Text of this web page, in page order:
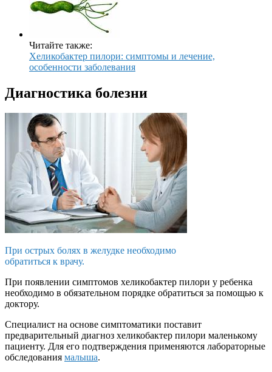
Читайте также:
Хеликобактер пилори: симптомы и лечение,
особенности заболевания
Диагностика болезни
При острых болях в желудке необходимо
обратиться к врачу.
При появлении симптомов хеликобактер пилори у ребенка
необходимо в обязательном порядке обратиться за помощью к
доктору.
Специалист на основе симптоматики поставит
предварительный диагноз хеликобактер пилори маленькому
пациенту. Для его подтверждения применяются лабораторные
обследования малыша.